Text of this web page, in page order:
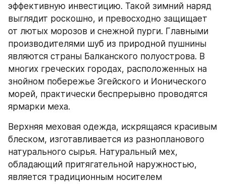
эффективную инвестицию. Такой зимний наряд
выглядит роскошно, и превосходно защищает
от лютых морозов и снежной пурги. Главными
производителями шуб из природной пушнины
являются страны Балканского полуострова. В
многих греческих городах, расположенных на
знойном побережье Эгейского и Ионического
морей, практически беспрерывно проводятся
ярмарки меха.
Верхняя меховая одежда, искрящаяся красивым
блеском, изготавливается из разнопланового
натурального сырья. Натуральный мех,
обладающий притягательной наружностью,
является традиционным носителем